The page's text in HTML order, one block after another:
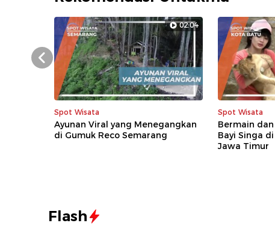
02:04
Spot Wisata
Ayunan Viral yang Menegangkan
di Gumuk Reco Semarang
Spot Wisata
Bermain
Bayi Singa
Jawa Timur
Prev
Flash